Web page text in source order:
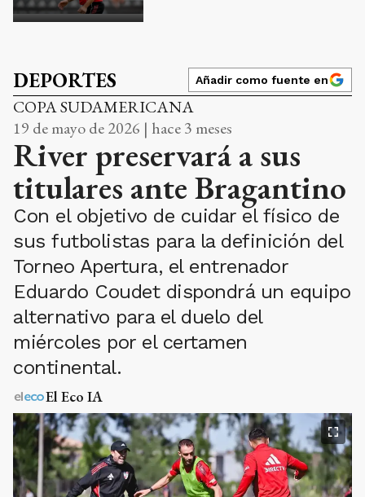
DEPORTES Añadir como fuente en
COPA SUDAMERICANA
19 de mayo de 2026 | hace 3 meses
River preservará a sus
titulares ante Bragantino
Con el objetivo de cuidar el físico de
sus futbolistas para la definición del
Torneo Apertura, el entrenador
Eduardo Coudet dispondrá un equipo
alternativo para el duelo del
miércoles por el certamen
continental.
El Eco IA